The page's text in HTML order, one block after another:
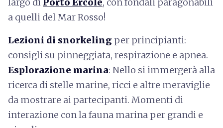
a quelli del Mar Rosso!
Lezioni di snorkeling per principianti:
consigli su pinneggiata, respirazione e apnea.
Esplorazione marina: Nello si immergerà alla
ricerca di stelle marine, ricci e altre meraviglie
da mostrare ai partecipanti. Momenti di
interazione con la fauna marina per grandi e